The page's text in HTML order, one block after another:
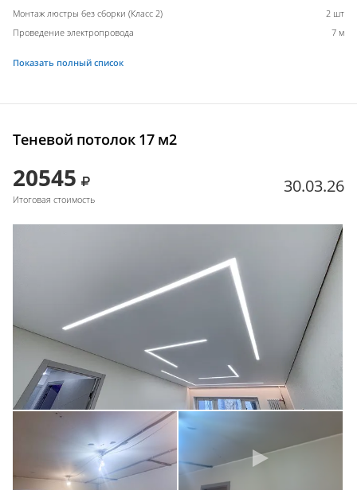
Монтаж люстры без сборки (Класс 2)
2 шт
Проведение электропровода
7 м
Показать полный список
Теневой потолок 17 м2
20545
Итоговая стоимость
30.03.26